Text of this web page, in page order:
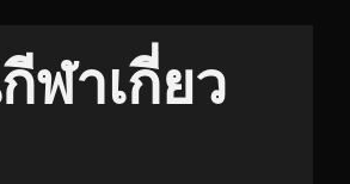
ฬาเกี่ยว